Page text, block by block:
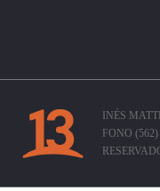
INÉS
FONO